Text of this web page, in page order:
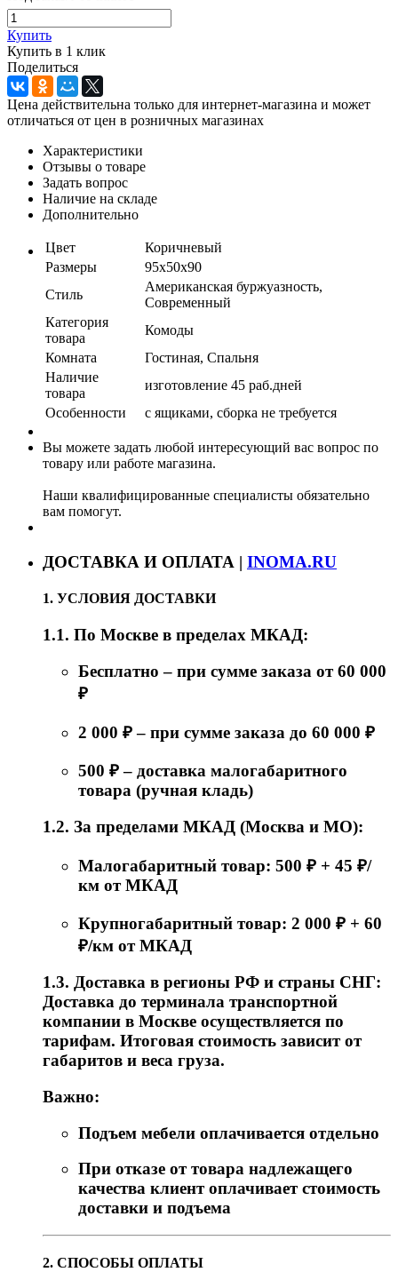
Купить
Купить в 1 клик
Поделиться
Цена действительна только для интернет-магазина и может
отличаться от цен в розничных магазинах
Характеристики
Отзывы о товаре
Задать вопрос
Наличие на складе
Дополнительно
Цвет
Коричневый
Размеры
95x50x90
Стиль
Американская буржуазность,
Современный
Категория
товара
Комоды
Комната
Гостиная, Спальня
Наличие
товара
изготовление 45 раб.дней
Особенности
с ящиками, сборка не требуется
Вы можете задать любой интересующий вас вопрос по
товару или работе магазина.
Наши квалифицированные специалисты обязательно
вам помогут.
ДОСТАВКА И ОПЛАТА | INOMA.RU
1. УСЛОВИЯ ДОСТАВКИ
1.1. По Москве в пределах МКАД:
Бесплатно – при сумме заказа от 60 000
₽
2 000 ₽ – при сумме заказа до 60 000 ₽
500 ₽ – доставка малогабаритного
товара (ручная кладь)
1.2. За пределами МКАД (Москва и МО):
Малогабаритный товар: 500 ₽ + 45 ₽/
км от МКАД
Крупногабаритный товар: 2 000 ₽ + 60
₽/км от МКАД
1.3. Доставка в регионы РФ и страны СНГ:
Доставка до терминала транспортной
компании в Москве осуществляется по
тарифам. Итоговая стоимость зависит от
габаритов и веса груза.
Важно:
Подъем мебели оплачивается отдельно
При отказе от товара надлежащего
качества клиент оплачивает стоимость
доставки и подъема
2. СПОСОБЫ ОПЛАТЫ